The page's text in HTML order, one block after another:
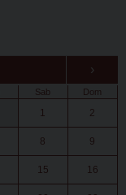
›
Sab Dom
1 2
8 9
15 16